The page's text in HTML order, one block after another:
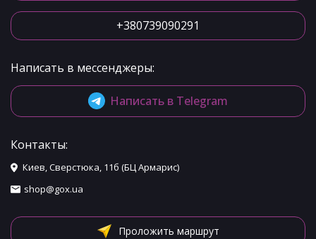
+380739090291
Написать в мессенджеры:
Написать в Telegram
Контакты:
Киев, Сверстюка, 11б (БЦ Армарис)
shop@gox.ua
Проложить маршрут